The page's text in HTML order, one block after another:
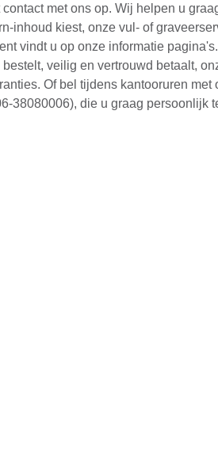
met ons op. Wij helpen u
inhoud kiest, onze vul- of
vindt u op onze informatie
veilig en vertrouwd betaalt,
Of bel tijdens kantooruren met
38080006), die u graag persoonlijk